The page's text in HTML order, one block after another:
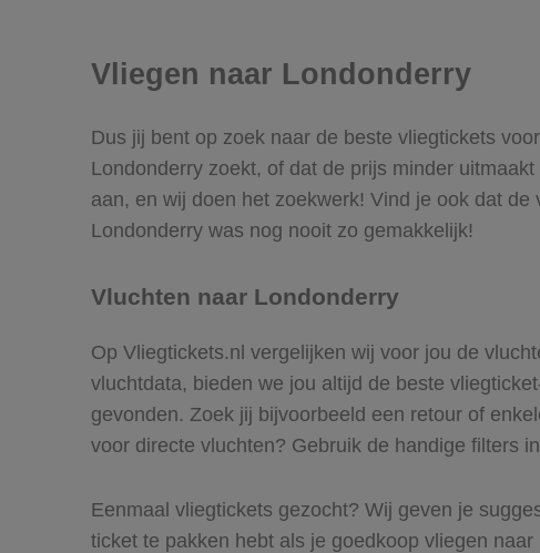
Vliegen naar Londonderry
Dus jij bent op zoek naar de beste vliegtickets
Londonderry zoekt, of dat de prijs minder
aan, en wij doen het zoekwerk! Vind je ook dat
Londonderry was nog nooit zo gemakkelijk!
Vluchten naar Londonderry
Op Vliegtickets.nl vergelijken wij voor jou de
vluchtdata, bieden we jou altijd de beste
gevonden. Zoek jij bijvoorbeeld een retour of
voor directe vluchten? Gebruik de handige filters
Eenmaal vliegtickets gezocht? Wij geven je
ticket te pakken hebt als je goedkoop vliegen